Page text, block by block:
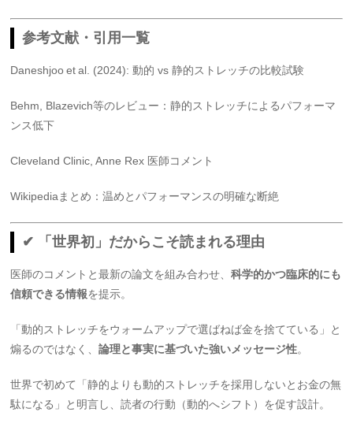
参考文献・引用一覧
Daneshjoo et al. (2024): 動的 vs 静的ストレッチの比較試験
Behm, Blazevich等のレビュー：静的ストレッチによるパフォーマ
ンス低下
Cleveland Clinic, Anne Rex 医師コメント
Wikipediaまとめ：温めとパフォーマンスの明確な断絶
✔ 「世界初」だからこそ読まれる理由
医師のコメントと最新の論文を組み合わせ、科学的かつ臨床的にも
信頼できる情報を提示。
「動的ストレッチをウォームアップで選ばねば金を捨てている」と
煽るのではなく、論理と事実に基づいた強いメッセージ性。
世界で初めて「静的よりも動的ストレッチを採用しないとお金の無
駄になる」と明言し、読者の行動（動的へシフト）を促す設計。